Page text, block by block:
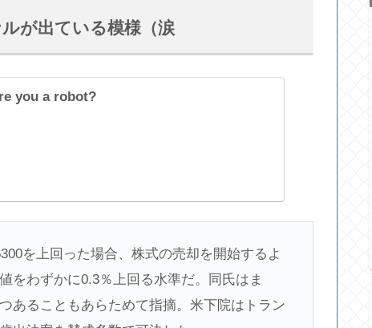
が出ている模様（涙
you a robot?
上回った場合、株式の売却を開始するよ
をわずかに0.3％上回る水準だ。同氏はま
あることもあらためて指摘。米下院はトラン